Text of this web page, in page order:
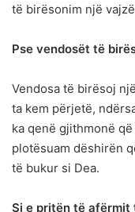
të birësonim një
Pse vendosët të
Vendosa të birësoj
ta kem përjetë,
ka qenë gjithmonë
plotësuam dëshirën
të bukur si Dea.
Si e pritën të afërmit